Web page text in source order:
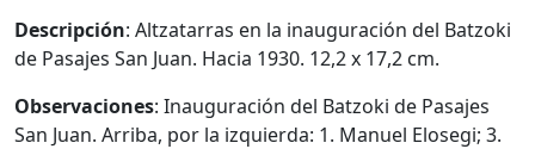
Descripción: Altzatarras en la inauguración del Batzoki
de Pasajes San Juan. Hacia 1930. 12,2 x 17,2 cm.
Observaciones: Inauguración del Batzoki de Pasajes
San Juan. Arriba, por la izquierda: 1. Manuel Elosegi; 3.